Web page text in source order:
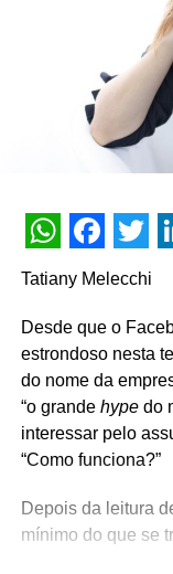
WhatsApp
Tatiany Melecchi
Desde que o
estrondoso nesta
do nome da
“o grande hypedo
interessar pelo
“Como funciona?”
Depois da leitura
mínimo do que se